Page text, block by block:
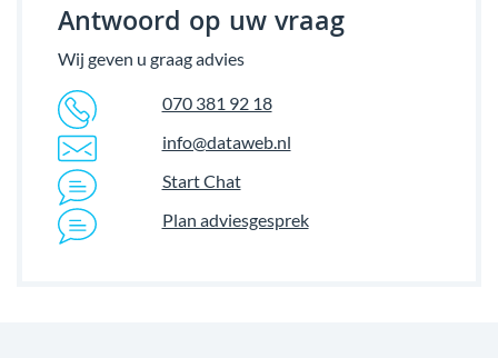
Antwoord op uw vraag
Wij geven u graag advies
070 381 92 18
info@dataweb.nl
Start Chat
Plan adviesgesprek